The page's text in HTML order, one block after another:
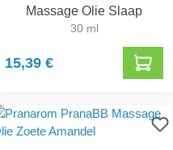
Massage Olie Slaap
30 ml
15,39 €